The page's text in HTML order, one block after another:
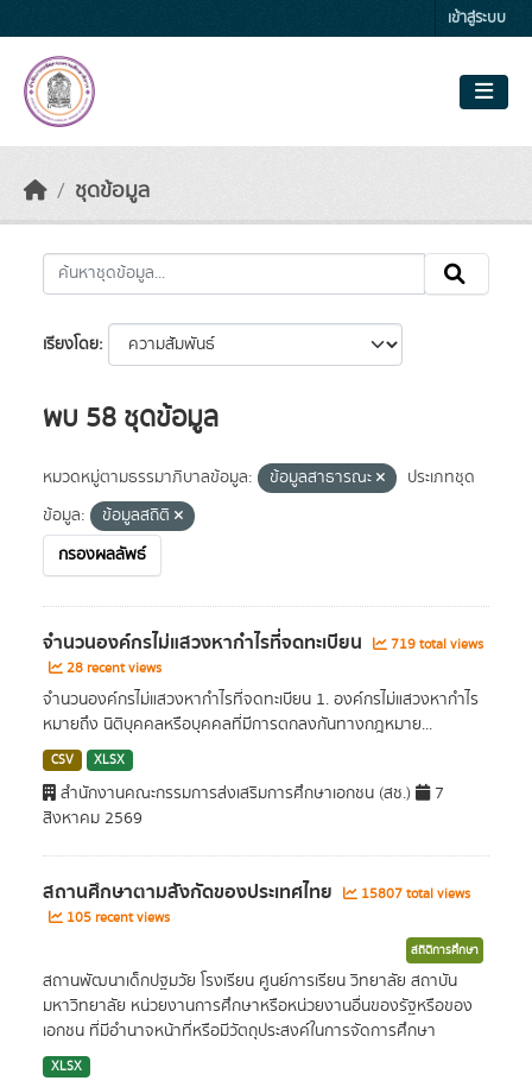
เข้าสู่ระบบ
ชุดข้อมูล
เรียงโดย
พบ 58 ชุดข้อมูล
หมวดหมู่ตามธรรมาภิบาลข้อมูล: ข้อมูลสาธารณะ
ประเภทชุด
ข้อมูล:
ข้อมูลสถิติ
กรองผลลัพธ์
จำนวนองค์กรไม่แสวงหากำไรที่จดทะเบียน
719 total views
28 recent views
จำนวนองค์กรไม่แสวงหากำไรที่จดทะเบียน 1. องค์กรไม่แสวงหากำไร
หมายถึง นิติบุคคลหรือบุคคลที่มีการตกลงกันทางกฎหมาย...
CSV XLSX
สำนักงานคณะกรรมการส่งเสริมการศึกษาเอกชน (สช.)
7
สิงหาคม 2569
สถานศึกษาตามสังกัดของประเทศไทย
15807 total views
105 recent views
สถิติการศึกษา
สถานพัฒนาเด็กปฐมวัย โรงเรียน ศูนย์การเรียน วิทยาลัย สถาบัน
มหาวิทยาลัย หน่วยงานการศึกษาหรือหน่วยงานอื่นของรัฐหรือของ
เอกชน ที่มีอำนาจหน้าที่หรือมีวัตถุประสงค์ในการจัดการศึกษา
XLSX